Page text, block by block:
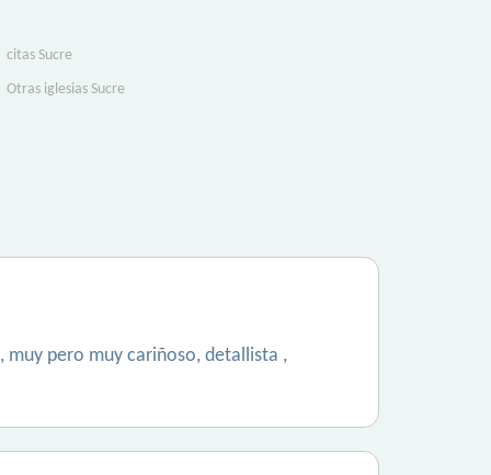
citas Sucre
Otras iglesias Sucre
muy pero muy cariñoso, detallista ,